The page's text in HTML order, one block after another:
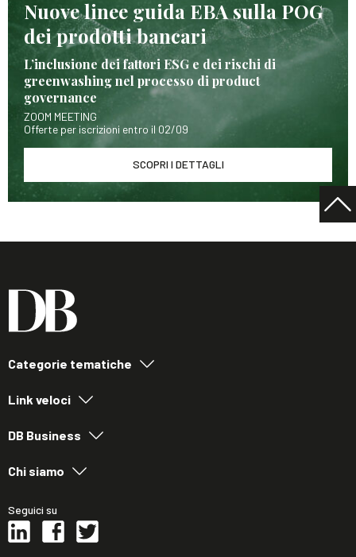
Nuove linee guida EBA sulla POG
dei prodotti bancari
L’inclusione dei fattori ESG e dei rischi di
greenwashing nel processo di product
governance
ZOOM MEETING
Offerte per iscrizioni entro il 02/09
SCOPRI I DETTAGLI
Categorie tematiche
Link veloci
DB Business
Chi siamo
Seguici su